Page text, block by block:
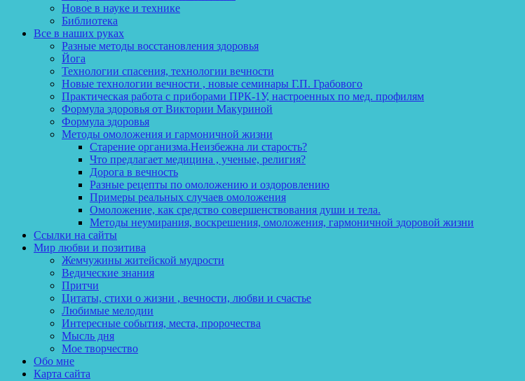
Новое в науке и технике
Библиотека
Все в наших руках
Разные методы восстановления здоровья
Йога
Технологии спасения, технологии вечности
Новые технологии вечности , новые семинары Г.П. Грабового
Практическая работа с приборами ПРК-1У, настроенных по мед. профилям
Формула здоровья от Виктории Макуриной
Формула здоровья
Методы омоложения и гармоничной жизни
Старение организма.Неизбежна ли старость?
Что предлагает медицина , ученые, религия?
Дорога в вечность
Разные рецепты по омоложению и оздоровлению
Примеры реальных случаев омоложения
Омоложение, как средство совершенствования души и тела.
Методы неумирания, воскрешения, омоложения, гармоничной здоровой жизни
Ссылки на сайты
Мир любви и позитива
Жемчужины житейской мудрости
Ведические знания
Притчи
Цитаты, стихи о жизни , вечности, любви и счастье
Любимые мелодии
Интересные события, места, пророчества
Мысль дня
Мое творчество
Обо мне
Карта сайта